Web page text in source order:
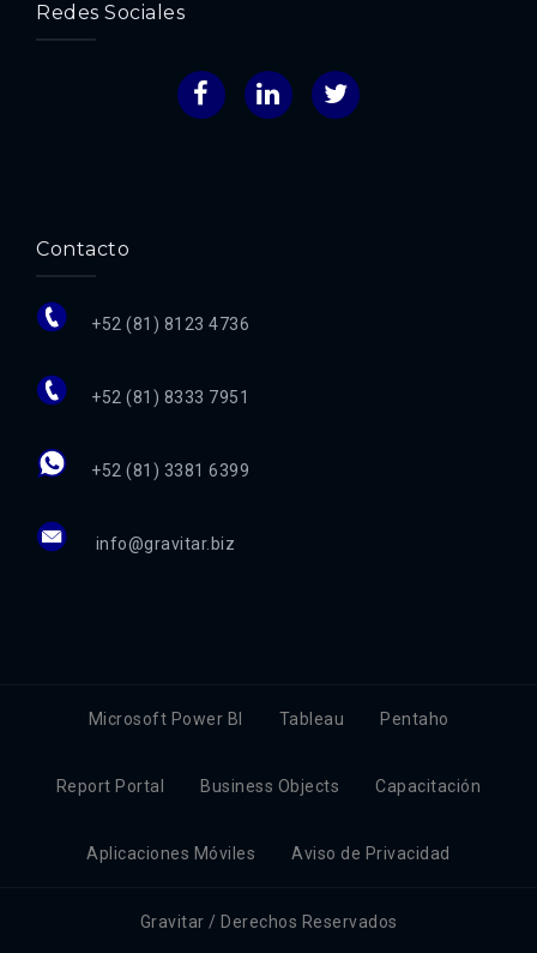
Redes Sociales
FacebookLinkedInTwitter
Contacto
+52 (81) 8123 4736
+52 (81) 8333 7951
+52 (81) 3381 6399
info@gravitar.biz
Microsoft Power BI Tableau Pentaho
Report Portal Business Objects Capacitación
Aplicaciones Móviles Aviso de Privacidad
Gravitar / Derechos Reservados